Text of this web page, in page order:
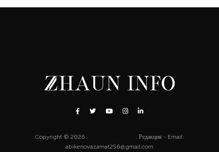
Copyright © 2026 .
. Редакция - Email:
abikenovazamat256@gmail.com